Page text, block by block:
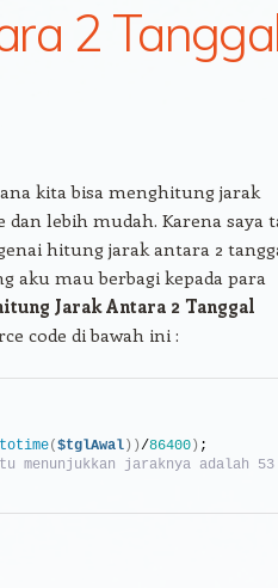
2
kita bisa menghitung jarak
lebih mudah. Karena saya
hitung jarak antara 2
aku mau berbagi kepada para
Jarak Antara 2 Tanggal
code di bawah ini :
($tglAwal ))/86400 ) ;
jaraknya adalah 53